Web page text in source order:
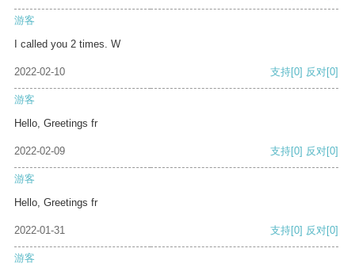
游客
I called you 2 times. W
2022-02-10 支持[0] 反对[0]
游客
Hello, Greetings fr
2022-02-09 支持[0] 反对[0]
游客
Hello, Greetings fr
2022-01-31 支持[0] 反对[0]
游客